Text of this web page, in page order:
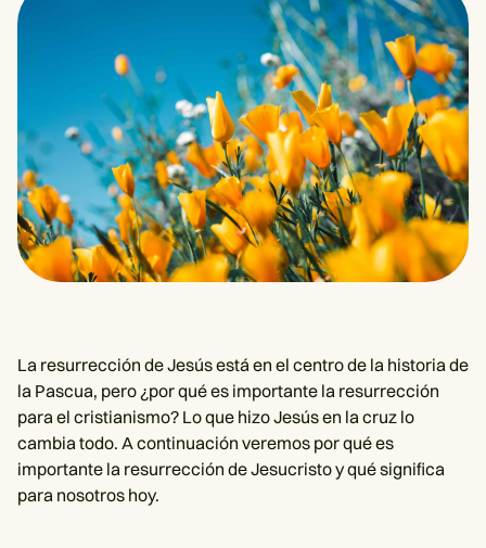
La resurrección de Jesús está en el centro de la historia de
la Pascua, pero ¿por qué es importante la resurrección
para el cristianismo? Lo que hizo Jesús en la cruz lo
cambia todo. A continuación veremos por qué es
importante la resurrección de Jesucristo y qué significa
para nosotros hoy.